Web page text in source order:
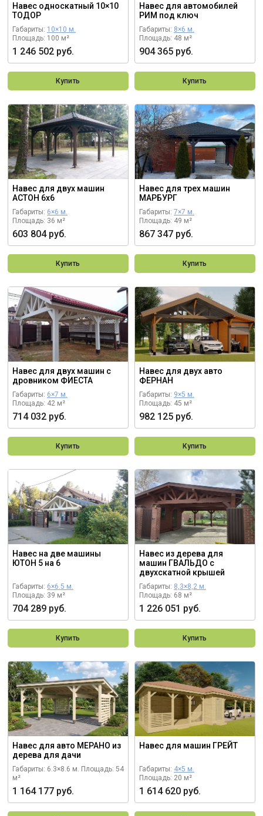
Навес односкатный 10×10
ТОДОР
Габариты: 10×10 м.
Площадь: 100 м²
1 246 502 руб.
Купить
Навес для автомобилей
РИМ под ключ
Габариты: 8×6 м.
Площадь: 48 м²
904 365 руб.
Купить
Навес для двух машин
АСТОН 6х6
Габариты: 6×6 м.
Площадь: 36 м²
603 804 руб.
Купить
Навес для трех машин
МАРБУРГ
Габариты: 7×7 м.
Площадь: 49 м²
867 347 руб.
Купить
Навес для двух машин с
дровником ФИЕСТА
Габариты: 6×7 м.
Площадь: 42 м²
714 032 руб.
Купить
Навес для двух авто
ФЕРНАН
Габариты: 9×5 м.
Площадь: 45 м²
982 125 руб.
Купить
Навес на две машины
ЮТОН 5 на 6
Габариты: 6×6.5 м.
Площадь: 39 м²
704 289 руб.
Купить
Навес из дерева для
машин ГВАЛЬДО с
двухскатной крышей
Габариты: 8,3×8,2 м.
Площадь: 68 м²
1 226 051 руб.
Купить
Навес для авто МЕРАНО из
дерева для дачи
Габариты: 6.3×8.6 м. Площадь: 54
м²
1 164 177 руб.
Навес для машин ГРЕЙТ
Габариты: 4×5 м.
Площадь: 20 м²
1 614 620 руб.